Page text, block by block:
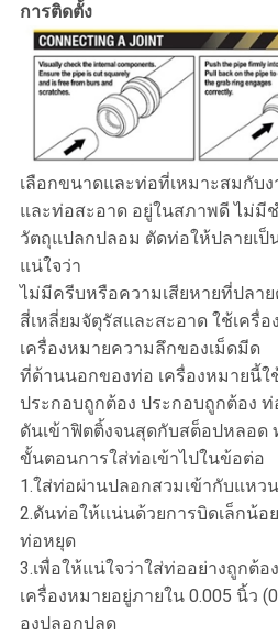
การติดตั้ง
เลือกขนาดและท่อที่เหมาะสมกับ
และท่อสะอาด อยู่ในสภาพดี ไม่มี
วัตถุแปลกปลอม ตัดท่อให้ปลายเป็
แน่ใจว่า
ไม่มีครีบหรือความเสียหายที่ปลา
สี่เหลี่ยมจัตุรัสและสะอาด ใช้เครื่อ
เครื่องหมายความลึกของเม็ดมีด
ที่ด้านนอกของท่อ เครื่องหมายนี้ใ
ประกอบถูกต้อง ประกอบถูกต้อง ท่
ดันเข้าฟิตติ้งจนสุดกับสต็อปหลอด
ขั้นตอนการใส่ท่อเข้าไปในข้อต่อ
1.ใส่ท่อผ่านปลอกสวมเข้ากับแหว
2.ดันท่อให้แน่นด้วยการบิดเล็กน้อ
ท่อหยุด
3.เพื่อให้แน่ใจว่าใส่ท่ออย่างถูกต้
เครื่องหมายอยู่ภายใน 0.005 นิ้ว
องปลอกปลด